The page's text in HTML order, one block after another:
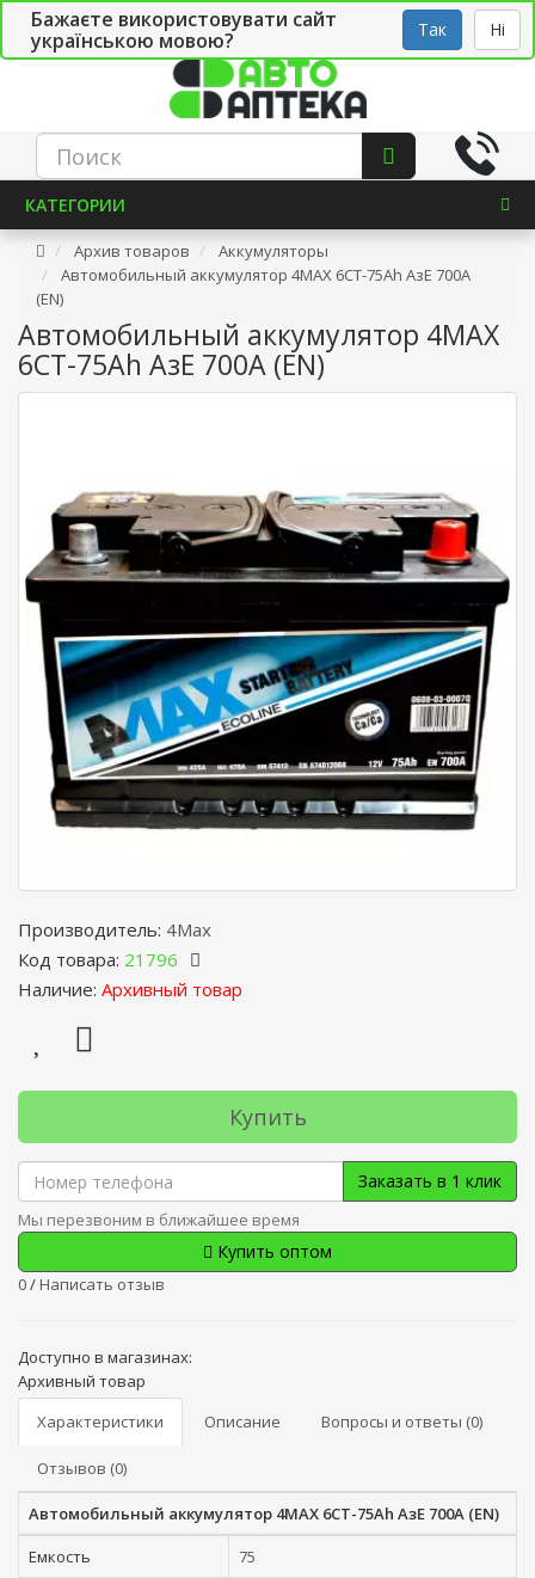
Бажаєте використовувати сайт
українською мовою?
Так Ні
СТО Укр
КАТЕГОРИИ
Архив товаров
Аккумуляторы
Автомобильный аккумулятор 4MAX 6СТ-75Ah АзЕ 700A
(EN)
Автомобильный аккумулятор 4MAX
6СТ-75Ah АзЕ 700A (EN)
Производитель: 4Max
Код товара: 21796
Наличие: Архивный товар
Купить
Заказать в 1 клик
Мы перезвоним в ближайшее время
Купить оптом
0/ Написать отзыв
Доступно в магазинах:
Архивный товар
Характеристики
Описание Вопросы и ответы (0)
Отзывов (0)
Автомобильный аккумулятор 4MAX 6СТ-75Ah АзЕ 700A (EN)
Емкость
75